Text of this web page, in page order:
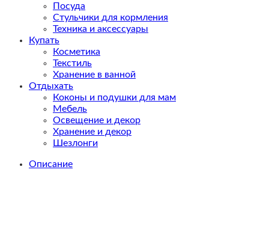
Посуда
Стульчики для кормления
Техника и аксессуары
Купать
Косметика
Текстиль
Хранение в ванной
Отдыхать
Коконы и подушки для мам
Мебель
Освещение и декор
Хранение и декор
Шезлонги
Описание